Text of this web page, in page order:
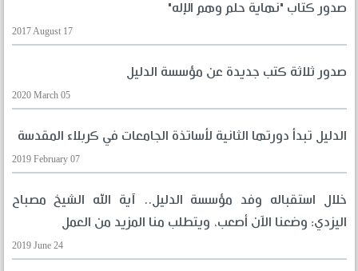
صدور كتاب "نهاية حلم وهم الإله"
2017 August 17
صدور ثلاثة كتب جديدة عن مؤسسة الدليل
2020 March 05
الدليل تبدأ دورتها الثانية لأساتذة الجامعات في كربلاء المقدسة
2019 February 07
خلال استقباله وفد مؤسسة الدليل.. آية الله الشيخ مصباح
اليزدي: وضعنا الآن أصعب، ويتطلب منا المزيد من العمل
2019 June 24